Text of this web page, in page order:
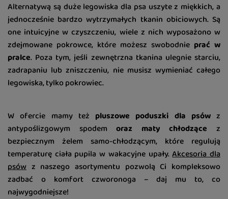
Alternatywą są duże legowiska dla psa uszyte z miękkich, a
jednocześnie bardzo wytrzymałych tkanin obiciowych. Są
one intuicyjne w czyszczeniu, wiele z nich wyposażono w
zdejmowane pokrowce, które możesz swobodnie prać w
pralce. Poza tym, jeśli zewnętrzna tkanina ulegnie starciu,
zadrapaniu lub zniszczeniu, nie musisz wymieniać całego
legowiska, tylko pokrowiec.
W ofercie mamy też pluszowe poduszki dla psówz
antypoślizgowym spodemoraz maty chłodzące z
bezpiecznym żelem samo-chłodzącym, które regulują
temperaturę ciała pupila w wakacyjne upały.Akcesoria dla
psów z naszego asortymentu pozwolą Ci kompleksowo
zadbać o komfort czworonoga – daj mu to, co
najwygodniejsze!